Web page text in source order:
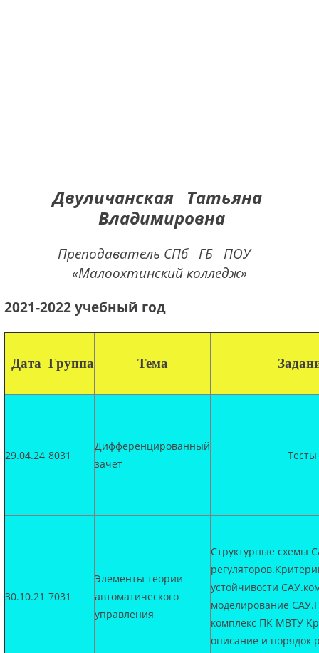
Двуличанская Татьяна
Владимировна
Преподаватель СПб ГБ ПОУ
«Малоохтинский колледж»
2021-2022 учебный год
Дата Группа Тема
29.04.24 8031
Дифференцированный
зачёт
Тесты
30.10.21 7031
Элементы теории
автоматического
управления
Структурные схемы
устойчивости
моделирование
комплекс ПК МВТУ
описание и порядок